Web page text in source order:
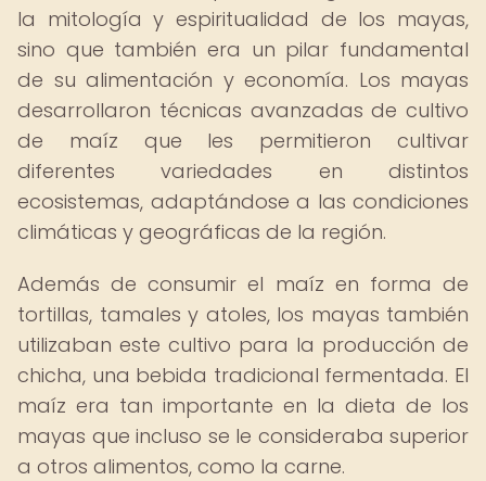
la mitología y espiritualidad de los mayas,
sino que también era un pilar fundamental
de su alimentación y economía. Los mayas
desarrollaron técnicas avanzadas de cultivo
de maíz que les permitieron cultivar
diferentes variedades en distintos
ecosistemas, adaptándose a las condiciones
climáticas y geográficas de la región.
Además de consumir el maíz en forma de
tortillas, tamales y atoles, los mayas también
utilizaban este cultivo para la producción de
chicha, una bebida tradicional fermentada. El
maíz era tan importante en la dieta de los
mayas que incluso se le consideraba superior
a otros alimentos, como la carne.